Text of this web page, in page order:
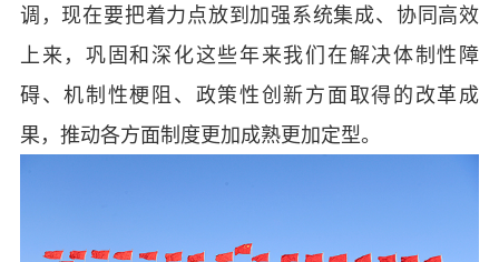
调，现在要把着力点放到加强系统集成、协同高效
上来，巩固和深化这些年来我们在解决体制性障
碍、机制性梗阻、政策性创新方面取得的改革成
果，推动各方面制度更加成熟更加定型。